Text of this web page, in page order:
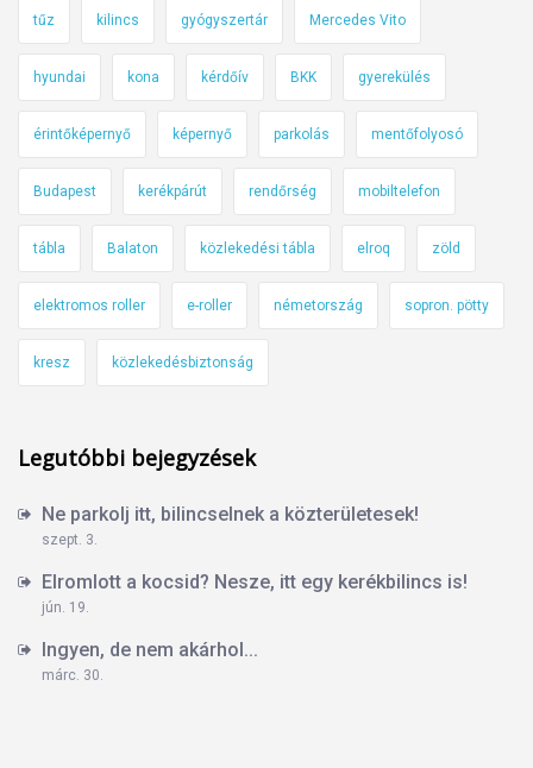
tűz kilincs gyógyszertár Mercedes Vito
hyundai kona kérdőív BKK gyerekülés
érintőképernyő képernyő parkolás mentőfolyosó
Budapest kerékpárút rendőrség mobiltelefon
tábla Balaton közlekedési tábla elroq zöld
elektromos roller e-roller németország sopron. pötty
kresz közlekedésbiztonság
Legutóbbi bejegyzések
Ne parkolj itt, bilincselnek a közterületesek!
szept. 3.
Elromlott a kocsid? Nesze, itt egy kerékbilincs is!
jún. 19.
Ingyen, de nem akárhol...
márc. 30.